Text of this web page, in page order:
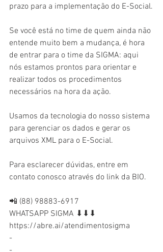
prazo para a implementação do E-Social.
Se você está no time de quem ainda não
entende muito bem a mudança, é hora
de entrar para o time da SIGMA: aqui
nós estamos prontos para orientar e
realizar todos os procedimentos
necessários na hora da ação.
Usamos da tecnologia do nosso sistema
para gerenciar os dados e gerar os
arquivos XML para o E-Social.
Para esclarecer dúvidas, entre em
contato conosco através do link da BIO.
📲 (88) 98883-6917
WHATSAPP SIGMA ⬇⬇⬇
https://abre.ai/atendimentosigma
-